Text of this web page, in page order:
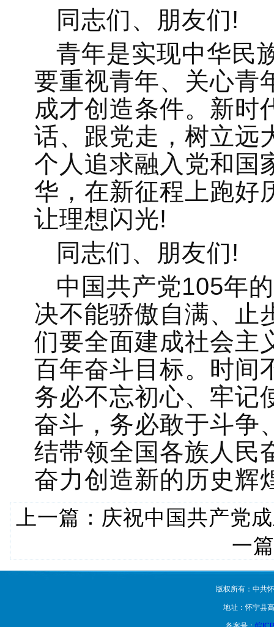
同志们、朋友们!
青年是实现中华民
要重视青年、关心青
成才创造条件。新时
话、跟党走，树立远
个人追求融入党和国
华，在新征程上跑好
让理想闪光!
同志们、朋友们!
中国共产党105年
决不能骄傲自满、止
们要全面建成社会主
百年奋斗目标。时间
务必不忘初心、牢记
奋斗，务必敢于斗争
结带领全国各族人民
奋力创造新的历史辉
上一篇： 庆祝中国共产党
一
版权所有：中共
地址：怀宁县